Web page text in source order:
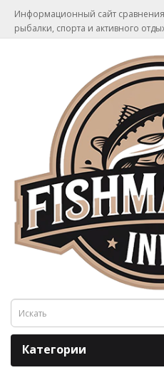
Информационный сайт
рыбалки, спорта и активного
Категории